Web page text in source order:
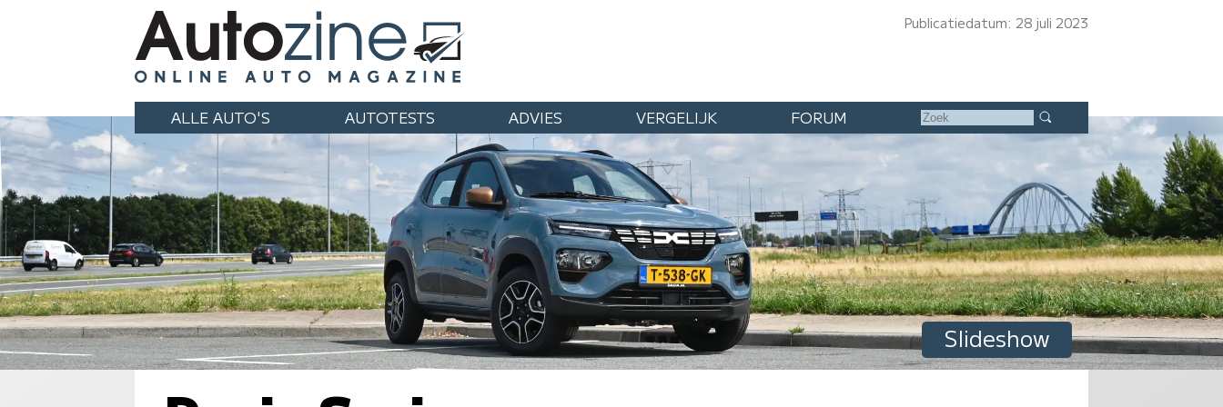
Publicatiedatum: 28 juli 2023
ALLE AUTO'S AUTOTESTS ADVIES VERGELIJK FORUM
Slideshow